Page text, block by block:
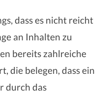
dass es nicht reicht
an Inhalten zu
bereits zahlreiche
die belegen, dass ein
durch das